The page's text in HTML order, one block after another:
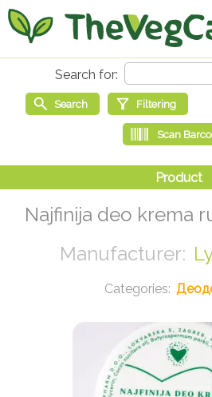
Najfinija deo krema